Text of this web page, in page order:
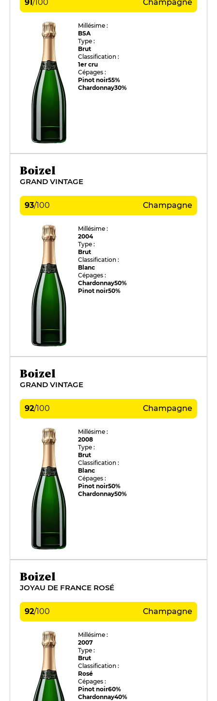
91 / 100 Champagne
Millésime :
BSA
Type :
Brut
Classification :
1er cru
Cépages :
Pinot noir55%
Chardonnay30%
Boizel
GRAND VINTAGE
93/100 Champagne
Millésime :
2004
Type :
Brut
Classification :
Blanc
Cépages :
Chardonnay50%
Pinot noir50%
Boizel
GRAND VINTAGE
92/100 Champagne
Millésime :
2008
Type :
Brut
Classification :
Blanc
Cépages :
Pinot noir50%
Chardonnay50%
Boizel
JOYAU DE FRANCE ROSÉ
92/100 Champagne
Millésime :
2007
Type :
Brut
Classification :
Rosé
Cépages :
Pinot noir60%
Chardonnay40%